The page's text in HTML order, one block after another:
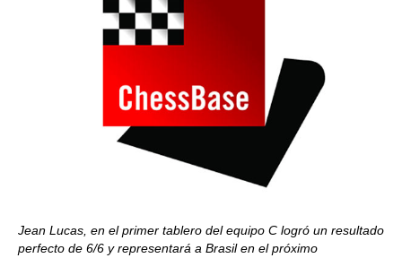
Jean Lucas, en el primer tablero del equipo C logró un resultado
perfecto de 6/6 y representará a Brasil en el próximo